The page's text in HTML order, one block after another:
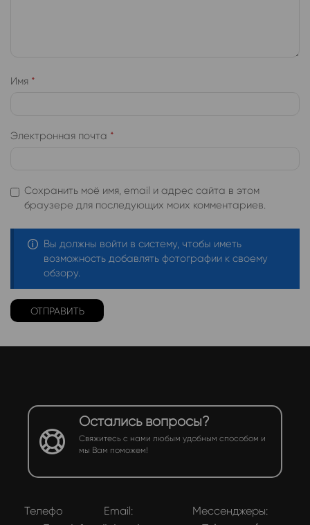
Имя *
Электронная почта *
Сохранить моё имя, email и адрес сайта в этом
браузере для последующих моих комментариев.
Вы должны войти в систему, чтобы иметь
возможность добавлять фотографии к своему
обзору.
Остались вопросы?
Свяжитесь с нами любым удобным способом и
мы Вам поможем!
Телефон:
Email:
Мессенджеры: